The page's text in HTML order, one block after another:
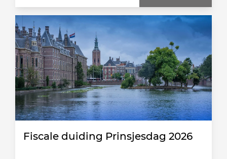
Fiscale duiding Prinsjesdag 2026